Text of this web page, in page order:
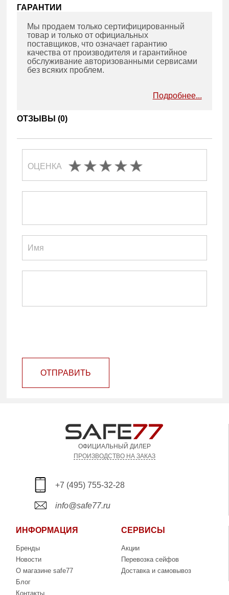
ГАРАНТИИ
Мы продаем только сертифицированный
товар и только от официальных
поставщиков, что означает гарантию
качества от производителя и гарантийное
обслуживание авторизованными сервисами
без всяких проблем.
Подробнее...
ОТЗЫВЫ (0)
ОЦЕНКА
ОТПРАВИТЬ
ОФИЦИАЛЬНЫЙ ДИЛЕР
ПРОИЗВОДСТВО НА ЗАКАЗ
+7 (495) 755-32-28
info@safe77.ru
ИНФОРМАЦИЯ
Бренды
Новости
О магазине safe77
Блог
Контакты
СЕРВИСЫ
Акции
Перевозка сейфов
Доставка и самовывоз